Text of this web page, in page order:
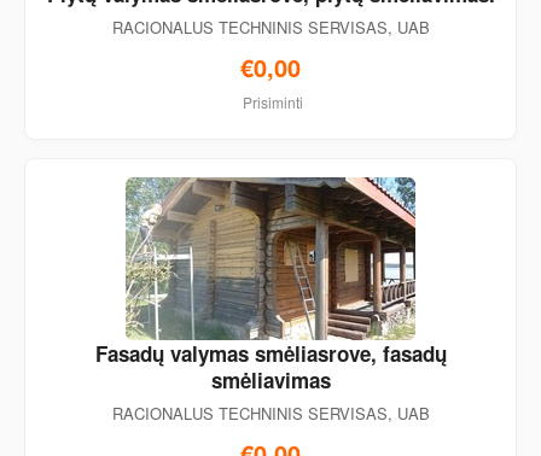
RACIONALUS TECHNINIS SERVISAS, UAB
€0,00
Prisiminti
Fasadų valymas smėliasrove, fasadų
smėliavimas
RACIONALUS TECHNINIS SERVISAS, UAB